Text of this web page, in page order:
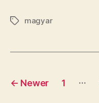
Tagsmagyar
Posts
← Newer 1 …